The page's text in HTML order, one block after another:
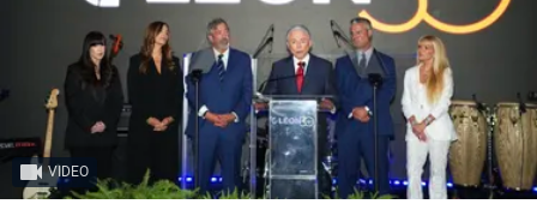
VIDEO